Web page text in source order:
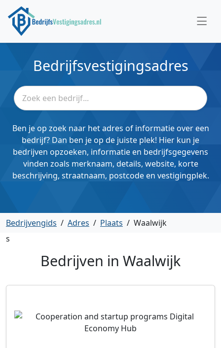
Bedrijfsvestigingsadres
Ben je op zoek naar het adres of informatie over een
bedrijf? Dan ben je op de juiste plek! Hier kun je
bedrijven opzoeken, informatie en bedrijfsgegevens
vinden zoals merknaam, details, website, korte
beschrijving, straatnaam, postcode en vestigingplek.
Bedrijvengids / Adres / Plaats / Waalwijk
s
Bedrijven in Waalwijk